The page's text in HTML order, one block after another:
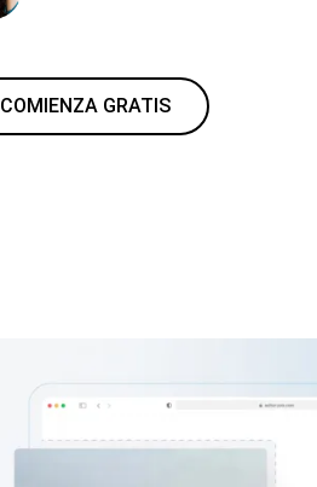
COMIENZA GRATIS